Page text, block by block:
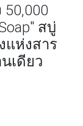
สบู่
แห่งสาร
เดียว